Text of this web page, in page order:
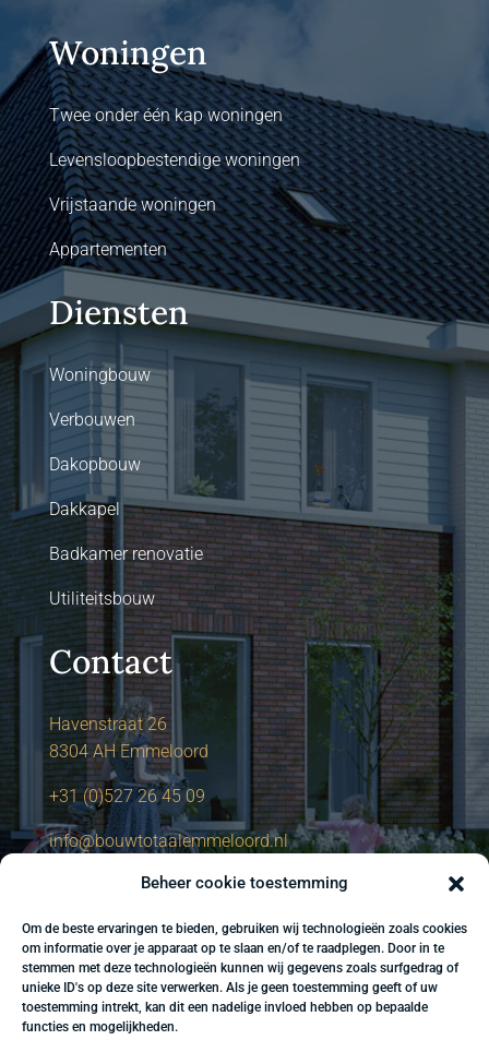
Beheer cookie toestemming
Om de beste ervaringen te bieden, gebruiken wij technologieën zoals cookies
om informatie over je apparaat op te slaan en/of te raadplegen. Door in te
stemmen met deze technologieën kunnen wij gegevens zoals surfgedrag of
unieke ID's op deze site verwerken. Als je geen toestemming geeft of uw
toestemming intrekt, kan dit een nadelige invloed hebben op bepaalde
functies en mogelijkheden.
Woningen
Twee onder één kap woningen
Levensloopbestendige woningen
Vrijstaande woningen
Appartementen
Diensten
Woningbouw
Verbouwen
Dakopbouw
Dakkapel
Badkamer renovatie
Utiliteitsbouw
Contact
Havenstraat 26
8304 AH Emmeloord
+31 (0)527 26 45 09
info@bouwtotaalemmeloord.nl